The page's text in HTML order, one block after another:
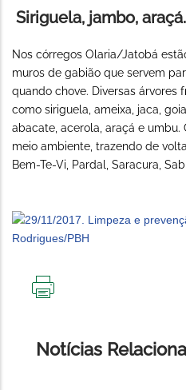
Siriguela, jambo,
Nos córregos Olaria/Jatobá
muros de gabião que servem
quando chove. Diversas árvores
como siriguela, ameixa, jaca,
abacate, acerola, araçá e
meio ambiente, trazendo de
Bem-Te-Vi, Pardal, Saracura,
Notícias